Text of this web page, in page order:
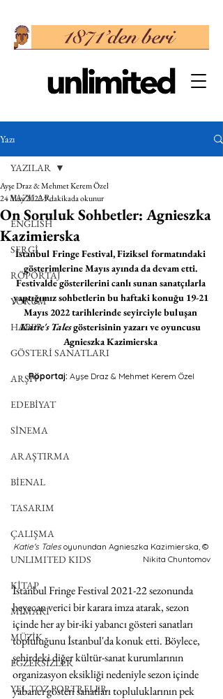
Yazı
YAZILAR
ENGLISH
SERGİ
RÖPORTAJ
YORUM
HABER
GÖSTERİ SANATLARI
ARŞİV
EDEBİYAT
SİNEMA
ARAŞTIRMA
BİENAL
TASARIM
ÇALIŞMA
UNLIMITED KIDS
KİTAP
MİMARİ
MÜZİK
EGZERSİZLER
YEL TOZ PORTRELER
YAZILAR
On Soruluk Sohbetler: Agnieszka
Kazimierska
Ayşe Draz & Mehmet Kerem Özel
24 May 20229 dakikada okunur
İstanbul Fringe Festival, Fiziksel formatındaki
gösterimlerine Mayıs ayında da devam etti.
Festivalde gösterilerini canlı sunan sanatçılarla
yaptığımız sohbetlerin bu haftaki konuğu 19-21
Mayıs 2022 tarihlerinde seyirciyle buluşan
Katie's Tales gösterisinin yazarı ve oyuncusu
Agnieszka Kazimierska
Röportaj: Ayşe Draz & Mehmet Kerem Özel
Katie's Tales oyunundan Agnieszka Kazimierska, ©
Nikita Chuntomov
İstanbul Fringe Festival 2021-22 sezonunda
heyecan verici bir karara imza atarak, sezon
içinde her ay bir-iki yabancı gösteri sanatları
topluluğunu İstanbul'da konuk etti. Böylece,
şehirdeki diğer kültür-sanat kurumlarının
organizasyon eksikliği nedeniyle sezon içinde
yabancı gösteri sanatları topluluklarının pek